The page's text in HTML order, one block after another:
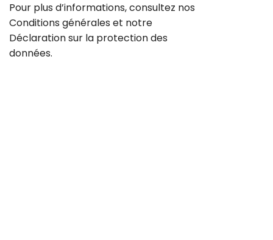
Pour plus d’informations, consultez nos
Conditions générales et notre
Déclaration sur la protection des
données.